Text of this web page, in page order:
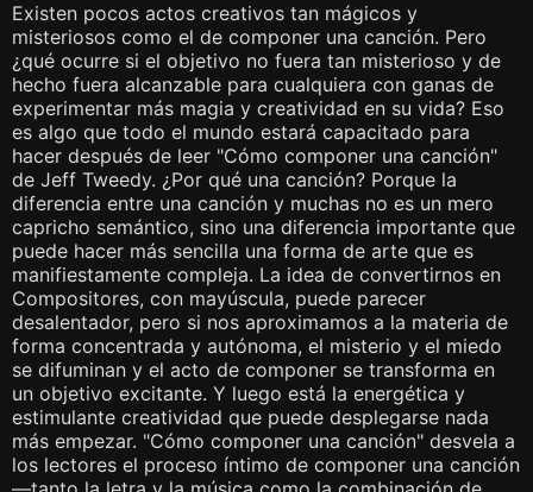
Existen pocos actos creativos tan mágicos y
misteriosos como el de componer una canción. Pero
¿qué ocurre si el objetivo no fuera tan misterioso y de
hecho fuera alcanzable para cualquiera con ganas de
experimentar más magia y creatividad en su vida? Eso
es algo que todo el mundo estará capacitado para
hacer después de leer "Cómo componer una canción"
de Jeff Tweedy. ¿Por qué una canción? Porque la
diferencia entre una canción y muchas no es un mero
capricho semántico, sino una diferencia importante que
puede hacer más sencilla una forma de arte que es
manifiestamente compleja. La idea de convertirnos en
Compositores, con mayúscula, puede parecer
desalentador, pero si nos aproximamos a la materia de
forma concentrada y autónoma, el misterio y el miedo
se difuminan y el acto de componer se transforma en
un objetivo excitante. Y luego está la energética y
estimulante creatividad que puede desplegarse nada
más empezar. "Cómo componer una canción" desvela a
los lectores el proceso íntimo de componer una canción